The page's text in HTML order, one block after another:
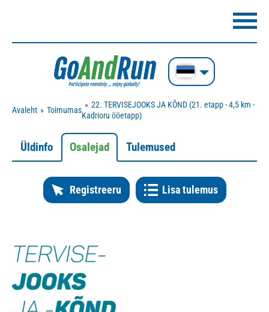
Avaleht Toimumas
22. TERVISEJOOKS JA KÕND (21. etapp - 4,5 km -
Kadrioru ööetapp)
Üldinfo Osalejad Tulemused
Registreeru Lisa tulemus